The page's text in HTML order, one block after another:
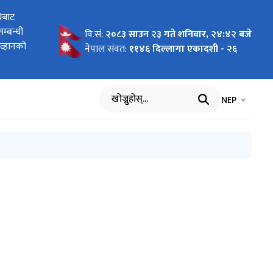
हुने
सूचना
हुने
वि.सं: २०८३ साउन २३ गते शनिबार, २४:४३ बजे
नेपाल संवत: ११४६ दिल्लागा एकादशी - २६
खोज्नुहोस् भाषा चयन
NEP